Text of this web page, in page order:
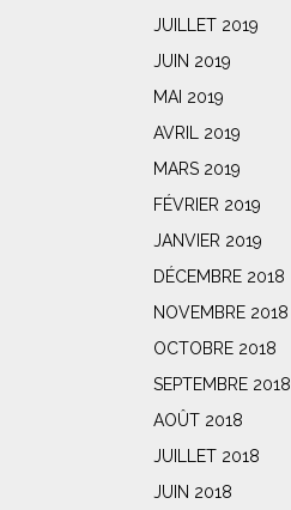
JUILLET 2019
JUIN 2019
MAI 2019
AVRIL 2019
MARS 2019
FÉVRIER 2019
JANVIER 2019
DÉCEMBRE 2018
NOVEMBRE 2018
OCTOBRE 2018
SEPTEMBRE 2018
AOÛT 2018
JUILLET 2018
JUIN 2018